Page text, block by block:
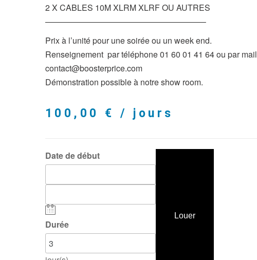
2 X CABLES 10M XLRM XLRF OU AUTRES
———————————————————–
Prix à l’unité pour une soirée ou un week end.
Renseignement par téléphone 01 60 01 41 64 ou par mail
contact@boosterprice.com
Démonstration possible à notre show room.
100,00 € / jours
Date de début
Durée
Louer